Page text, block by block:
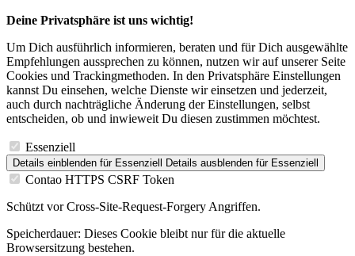
Deine Privatsphäre ist uns wichtig!
Um Dich ausführlich informieren, beraten und für Dich ausgewählte
Empfehlungen aussprechen zu können, nutzen wir auf unserer Seite
Cookies und Trackingmethoden. In den Privatsphäre Einstellungen
kannst Du einsehen, welche Dienste wir einsetzen und jederzeit,
auch durch nachträgliche Änderung der Einstellungen, selbst
entscheiden, ob und inwieweit Du diesen zustimmen möchtest.
Essenziell
Details einblenden für Essenziell Details ausblenden für Essenziell
Contao HTTPS CSRF Token
Schützt vor Cross-Site-Request-Forgery Angriffen.
Speicherdauer: Dieses Cookie bleibt nur für die aktuelle
Browsersitzung bestehen.